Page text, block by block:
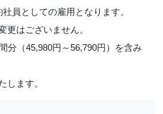
員としての雇用となります。
更はございません。
分（45,980円～56,790円）を含み
します。